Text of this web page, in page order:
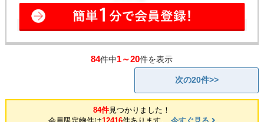
84件中1～20件を表示
次の20件>>
84件見つかりました！